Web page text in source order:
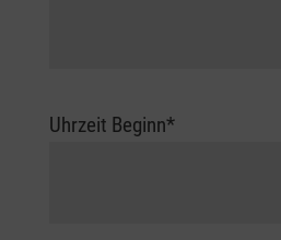
Uhrzeit Beginn*